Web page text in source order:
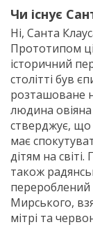
Чи існує
Ні, Санта
Прототипом
історичний
столітті був
розташоване
людина
стверджує, що
має
дітям на
також
перероблений
Мирського,
мітрі та